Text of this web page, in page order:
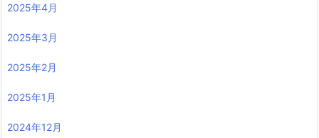
2025年4月
2025年3月
2025年2月
2025年1月
2024年12月